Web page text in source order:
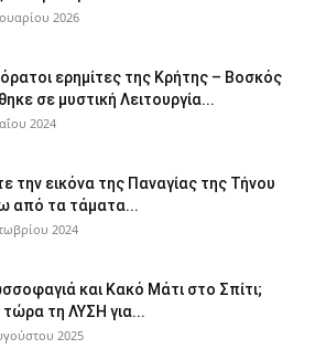
2026
ερημίτες της Κρήτης – Βοσκός
σε μυστική Λειτουργία...
2024
την εικόνα της Παναγίας της Τήνου
από τα τάματα...
2024
και Κακό Μάτι στο Σπίτι;
τη ΛΥΣΗ για...
2025